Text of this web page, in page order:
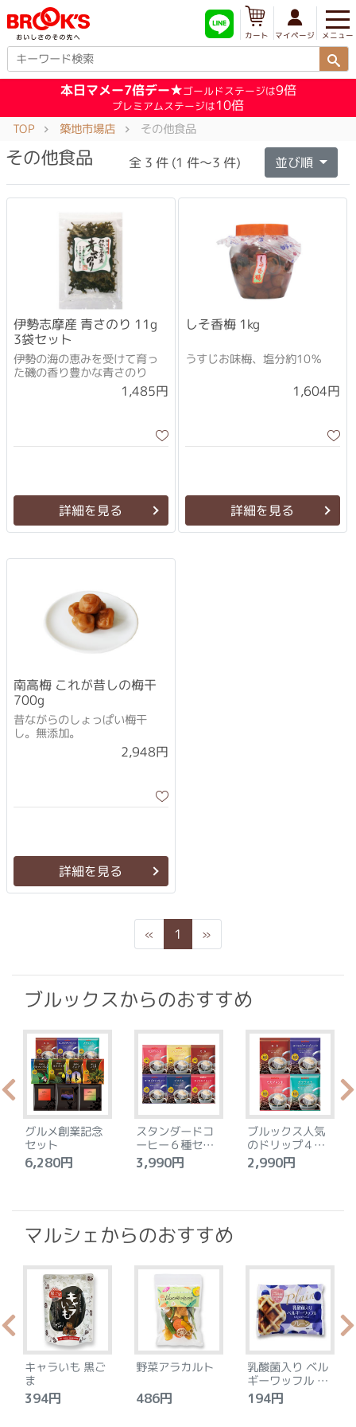
メニュー
マイページ
カート
本日マメー7倍デー★ゴールドステージは9倍
プレミアムステージは10倍
TOP 築地市場店 その他食品
その他食品 全 3 件 (1 件～3 件) 並び順
伊勢志摩産 青さのり 11g
3袋セット
伊勢の海の恵みを受けて育っ
た磯の香り豊かな青さのり
1,485円
詳細を見る
しそ香梅 1kg
うすじお味梅、塩分約10％
1,604円
詳細を見る
南高梅 これが昔しの梅干
700g
昔ながらのしょっぱい梅干
し。無添加。
2,948円
詳細を見る
« Previous
1 »Next
ブルックスからのおすすめ
グルメ創業記念
セット
6,280円
スタンダードコ
ーヒー６種セッ
ト
3,990円
ブルックス人気
のドリップ４種
セット
2,990円
マルシェからのおすすめ
キャラいも 黒ご
ま
394円
野菜アラカルト
486円
乳酸菌入り ベル
ギーワッフル プ
レーン
194円